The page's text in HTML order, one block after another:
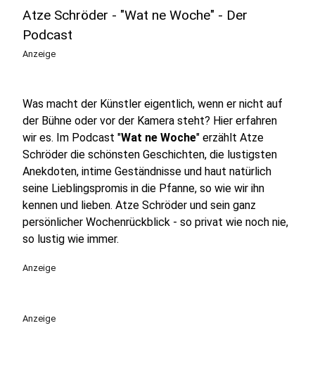
Atze Schröder - "Wat ne Woche" - Der
Podcast
Anzeige
Was macht der Künstler eigentlich, wenn er nicht auf
der Bühne oder vor der Kamera steht? Hier erfahren
wir es. Im Podcast "Wat ne Woche" erzählt Atze
Schröder die schönsten Geschichten, die lustigsten
Anekdoten, intime Geständnisse und haut natürlich
seine Lieblingspromis in die Pfanne, so wie wir ihn
kennen und lieben. Atze Schröder und sein ganz
persönlicher Wochenrückblick - so privat wie noch nie,
so lustig wie immer.
Anzeige
Anzeige